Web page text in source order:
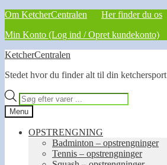
Om KetcherCentralen Her finder du os
Min Konto (Log ind / Opret kundekonto)
Spring
navigation
Spring
indhold
KetcherCentralen
Stedet hvor du finder alt til din ketchersport
Products
search
Menu
OPSTRENGNING
Badminton – opstrengninger
Tennis – opstrengninger